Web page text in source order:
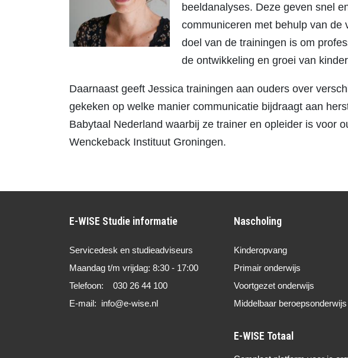
beeldanalyses. Deze geven snel
communiceren met behulp van de
doel van de trainingen is om
de ontwikkeling en groei van
Daarnaast geeft Jessica trainingen aan ouders over
gekeken op welke manier communicatie bijdraagt aan
Babytaal Nederland waarbij ze trainer en opleider is voor
Wenckeback Instituut Groningen.
E-WISE Studie informatie
Servicedesk en studieadviseurs
Maandag t/m vrijdag: 8:30 - 17:00
Telefoon: 030 26 44 100
E-mail: info@e-wise.nl
Nascholing
Kinderopvang
Primair onderwijs
Voortgezet onderwijs
Middelbaar beroepsonderwijs